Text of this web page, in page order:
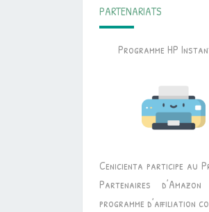
PARTENARIATS
Programme HP
Cenicienta participe au
Partenaires
programme d’affiliation